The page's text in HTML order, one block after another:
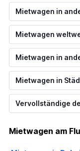
Mietwagen in
Mietwagen
Mietwagen in
Mietwagen in
Vervollständige
Mietwagen am